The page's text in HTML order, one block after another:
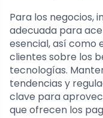
Para los negocios,
adecuada para
esencial, así como
clientes sobre los
tecnologías.
tendencias y
clave para
que ofrecen los